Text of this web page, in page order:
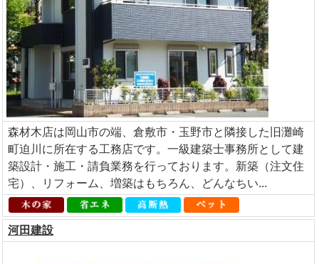
森材木店は岡山市の端、倉敷市・玉野市と隣接した旧灘崎
町迫川に所在する工務店です。一級建築士事務所として建
築設計・施工・請負業務を行っております。新築（注文住
宅）、リフォーム、増築はもちろん、どんなちい...
河田建設